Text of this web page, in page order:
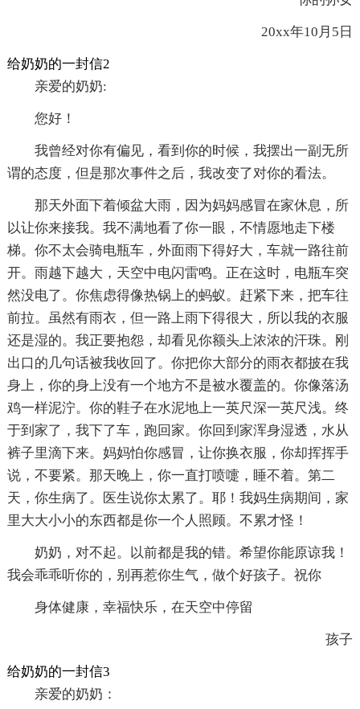
20xx年10月5日
给奶奶的一封信2
亲爱的奶奶:
您好！
我曾经对你有偏见，看到你的时候，我摆出一副无所
谓的态度，但是那次事件之后，我改变了对你的看法。
那天外面下着倾盆大雨，因为妈妈感冒在家休息，所
以让你来接我。我不满地看了你一眼，不情愿地走下楼
梯。你不太会骑电瓶车，外面雨下得好大，车就一路往前
开。雨越下越大，天空中电闪雷鸣。正在这时，电瓶车突
然没电了。你焦虑得像热锅上的蚂蚁。赶紧下来，把车往
前拉。虽然有雨衣，但一路上雨下得很大，所以我的衣服
还是湿的。我正要抱怨，却看见你额头上浓浓的汗珠。刚
出口的几句话被我收回了。你把你大部分的雨衣都披在我
身上，你的身上没有一个地方不是被水覆盖的。你像落汤
鸡一样泥泞。你的鞋子在水泥地上一英尺深一英尺浅。终
于到家了，我下了车，跑回家。你回到家浑身湿透，水从
裤子里滴下来。妈妈怕你感冒，让你换衣服，你却挥挥手
说，不要紧。那天晚上，你一直打喷嚏，睡不着。第二
天，你生病了。医生说你太累了。耶！我妈生病期间，家
里大大小小的东西都是你一个人照顾。不累才怪！
奶奶，对不起。以前都是我的错。希望你能原谅我！
我会乖乖听你的，别再惹你生气，做个好孩子。祝你
身体健康，幸福快乐，在天空中停留
孩子
给奶奶的一封信3
亲爱的奶奶：